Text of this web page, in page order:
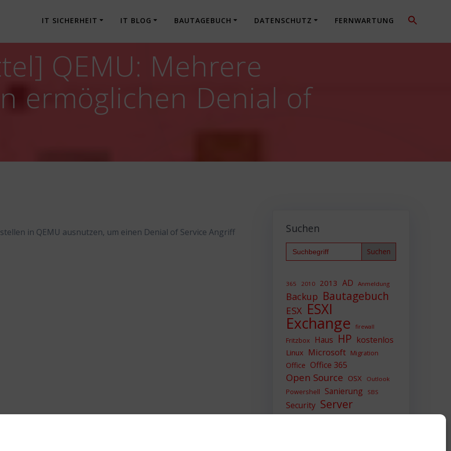
IT SICHERHEIT IT BLOG BAUTAGEBUCH DATENSCHUTZ FERNWARTUNG
QEMU: Mehrere
ermöglichen Denial of
in QEMU ausnutzen, um einen Denial of Service Angriff
Suchen
Search
for:
365 2010 2013 AD Anmeldung
Backup Bautagebuch
ESX ESXI
Exchange firewall
Fritzbox Haus HP kostenlos
Linux Microsoft Migration
Office Office 365
Open Source OSX Outlook
Powershell Sanierung SBS
Security Server
Sicherheit SIEM